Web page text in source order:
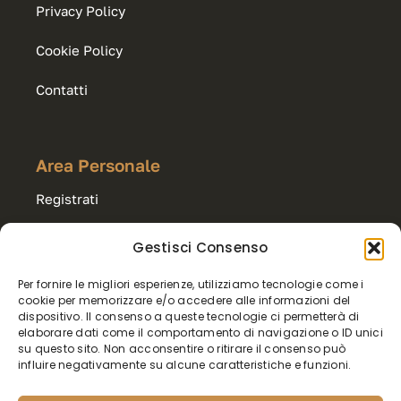
Gestisci Consenso
Per fornire le migliori esperienze, utilizziamo tecnologie come i
cookie per memorizzare e/o accedere alle informazioni del
dispositivo. Il consenso a queste tecnologie ci permetterà di
elaborare dati come il comportamento di navigazione o ID unici
su questo sito. Non acconsentire o ritirare il consenso può
influire negativamente su alcune caratteristiche e funzioni.
Privacy Policy
Cookie Policy
Contatti
Area Personale
Registrati
Carrello
Export & Wholesale